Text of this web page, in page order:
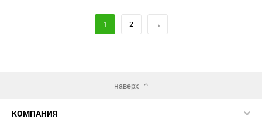
1 2 →
наверх
КОМПАНИЯ